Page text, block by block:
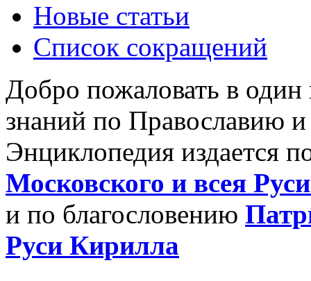
Новые статьи
Список сокращений
Добро пожаловать в
знаний по Православию
Энциклопедия издается
Московского и всея
и по благословению
Руси Кирилла